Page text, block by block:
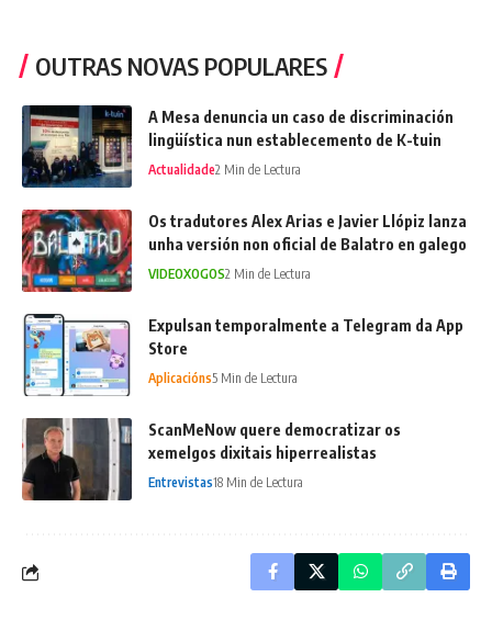
OUTRAS NOVAS POPULARES
A Mesa denuncia un caso de discriminación
lingüística nun establecemento de K-tuin
Actualidade2 Min de Lectura
Os tradutores Alex Arias e Javier Llópiz lanza
unha versión non oficial de Balatro en galego
VIDEOXOGOS2 Min de Lectura
Expulsan temporalmente a Telegram da App
Store
Aplicacións5 Min de Lectura
ScanMeNow quere democratizar os
xemelgos dixitais hiperrealistas
Entrevistas18 Min de Lectura